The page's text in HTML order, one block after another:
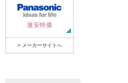
激安特価
> メーカーサイトへ